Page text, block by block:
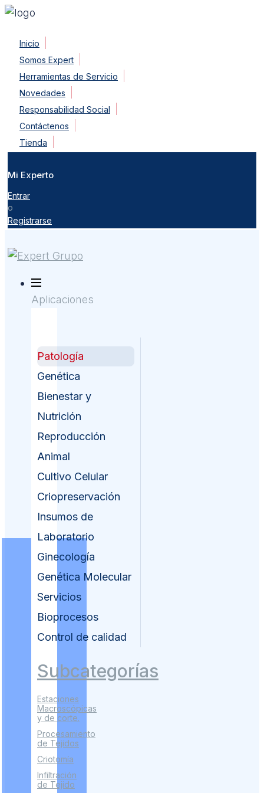
content
Inicio
Somos Expert
Herramientas de Servicio
Novedades
Responsabilidad Social
Contáctenos
Tienda
Mi Experto
Entrar
o
Registrarse
Aplicaciones
Patología
Genética
Bienestar y
Nutrición
Reproducción
Animal
Cultivo Celular
Criopreservación
Insumos de
Laboratorio
Ginecología
Genética Molecular
Servicios
Bioprocesos
Control de calidad
Subcategorías
Estaciones
Macroscópicas
y de corte.
Procesamiento
de Tejidos
Criotomía
Infiltración
de Tejido